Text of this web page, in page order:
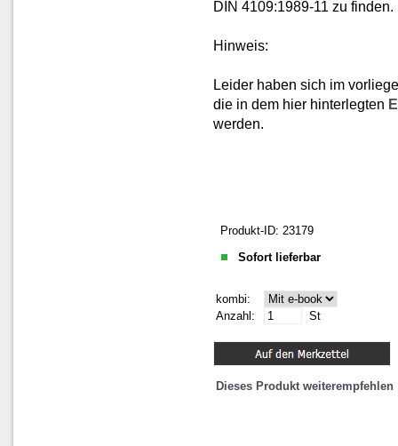
DIN 4109:1989-11 zu finden.
Hinweis:
Leider haben sich im
die in dem hier hinterlegten
werden.
Produkt-ID: 23179
Sofort lieferbar
kombi:
Anzahl:
St
Dieses Produkt weiterempfehlen